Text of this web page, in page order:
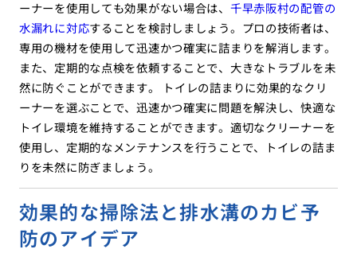
ーナーを使用しても効果がない場合は、 千早赤阪村の配管の
水漏れに対応することを検討しましょう。プロの技術者は、
専用の機材を使用して迅速かつ確実に詰まりを解消します。
また、定期的な点検を依頼することで、大きなトラブルを未
然に防ぐことができます。 トイレの詰まりに効果的なクリ
ーナーを選ぶことで、迅速かつ確実に問題を解決し、快適な
トイレ環境を維持することができます。適切なクリーナーを
使用し、定期的なメンテナンスを行うことで、トイレの詰ま
りを未然に防ぎましょう。
効果的な掃除法と排水溝のカビ予
防のアイデア